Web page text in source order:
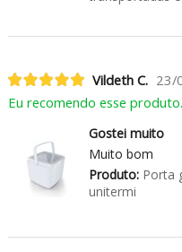
Vildeth C. 23/
Eu recomendo esse produto.
Gostei muito
Muito bom
Produto:Porta
unitermi